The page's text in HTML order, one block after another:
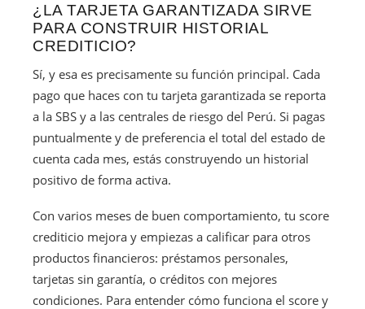
¿LA TARJETA GARANTIZADA SIRVE
PARA CONSTRUIR HISTORIAL
CREDITICIO?
Sí, y esa es precisamente su función principal. Cada
pago que haces con tu tarjeta garantizada se reporta
a la SBS y a las centrales de riesgo del Perú. Si pagas
puntualmente y de preferencia el total del estado de
cuenta cada mes, estás construyendo un historial
positivo de forma activa.
Con varios meses de buen comportamiento, tu score
crediticio mejora y empiezas a calificar para otros
productos financieros: préstamos personales,
tarjetas sin garantía, o créditos con mejores
condiciones. Para entender cómo funciona el score y